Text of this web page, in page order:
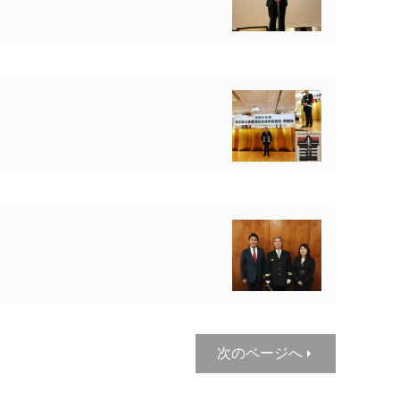
次のページへ